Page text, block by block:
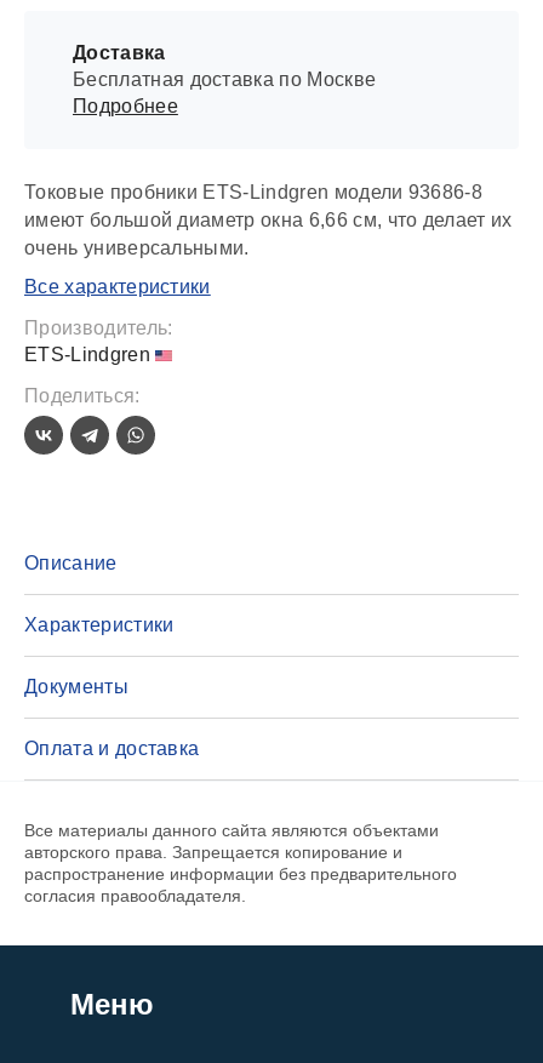
Токовые пробники ETS-Lindgren модели 93686-8
имеют большой диаметр окна 6,66 см, что делает их
очень универсальными.
Все характеристики
Производитель:
ETS-Lindgren
Поделиться:
Доставка
Бесплатная доставка по Москве
Подробнее
Описание
Характеристики
Документы
Оплата и доставка
Все материалы данного сайта являются объектами
авторского права. Запрещается копирование и
распространение информации без предварительного
согласия правообладателя.
Меню